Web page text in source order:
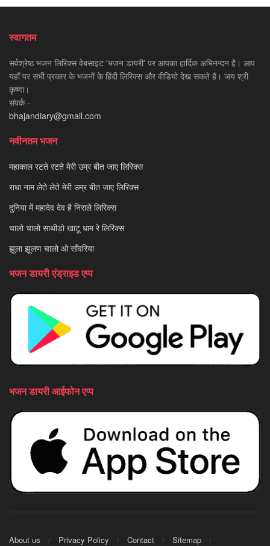
स्वागतम
सर्वश्रेष्ठ भजन लिरिक्स वेबसाइट 'भजन डायरी' पर आपका हार्दिक अभिनन्दन है। आप
यहाँ पर सभी प्रकार के भजनों के हिंदी लिरिक्स और वीडियो देख सकते है। जय श्री
कृष्णा।
संपर्क -
bhajandiary@gmail.com
नवीनतम भजन
महाकाल रटते रटते मेरी उम्र बीत जाए लिरिक्स
राधा नाम लेते लेते मेरी उम्र बीत जाए लिरिक्स
दुनिया में महादेव देव है निराले लिरिक्स
चालो चालो साथीड़ो खाटू धाम रे लिरिक्स
झूला झूलण चालो ओ साँवरिया
भजन डायरी एंड्राइड एप्प
भजन डायरी आईफोन एप्प
About us Privacy Policy Contact
Sitemap